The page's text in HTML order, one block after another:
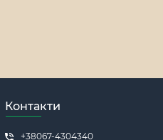
Контакти
+38067-4304340